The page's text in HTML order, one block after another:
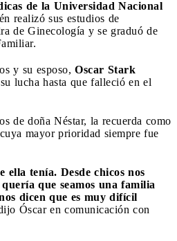
de la Universidad Nacional
realizó sus estudios de
de Ginecología y se graduó de
y su esposo, Oscar Stark
lucha hasta que falleció en el
de doña Néstar, la recuerda como
mayor prioridad siempre fue
ella tenía. Desde chicos nos
que seamos una familia
dicen que es muy difícil
Óscar en comunicación con